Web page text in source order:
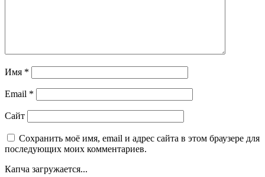
Имя *
Email *
Сайт
Сохранить моё имя, email и адрес сайта в этом браузере для
последующих моих комментариев.
Капча загружается...